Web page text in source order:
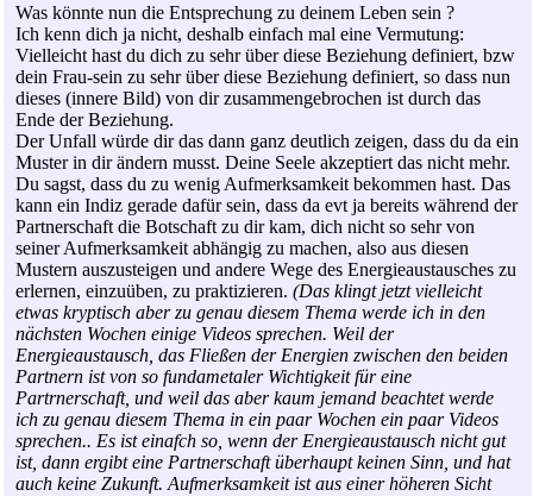
Was könnte nun die Entsprechung zu deinem Leben sein ?
Ich kenn dich ja nicht, deshalb einfach mal eine Vermutung:
Vielleicht hast du dich zu sehr über diese Beziehung definiert, bzw
dein Frau-sein zu sehr über diese Beziehung definiert, so dass nun
dieses (innere Bild) von dir zusammengebrochen ist durch das
Ende der Beziehung.
Der Unfall würde dir das dann ganz deutlich zeigen, dass du da ein
Muster in dir ändern musst. Deine Seele akzeptiert das nicht mehr.
Du sagst, dass du zu wenig Aufmerksamkeit bekommen hast. Das
kann ein Indiz gerade dafür sein, dass da evt ja bereits während der
Partnerschaft die Botschaft zu dir kam, dich nicht so sehr von
seiner Aufmerksamkeit abhängig zu machen, also aus diesen
Mustern auszusteigen und andere Wege des Energieaustausches zu
erlernen, einzuüben, zu praktizieren. (Das klingt jetzt vielleicht
etwas kryptisch aber zu genau diesem Thema werde ich in den
nächsten Wochen einige Videos sprechen. Weil der
Energieaustausch, das Fließen der Energien zwischen den beiden
Partnern ist von so fundametaler Wichtigkeit für eine
Partrnerschaft, und weil das aber kaum jemand beachtet werde
ich zu genau diesem Thema in ein paar Wochen ein paar Videos
sprechen.. Es ist einafch so, wenn der Energieaustausch nicht gut
ist, dann ergibt eine Partnerschaft überhaupt keinen Sinn, und hat
auch keine Zukunft. Aufmerksamkeit ist aus einer höheren Sicht